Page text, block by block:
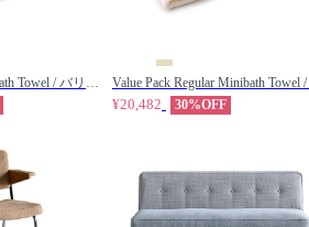
Value Pack Regular Bath Towel / バリューパック レギュラー バスタオル 5枚組（アイボリー） / Micro Cotton / マイクロコットン
¥20,482 30%OFF